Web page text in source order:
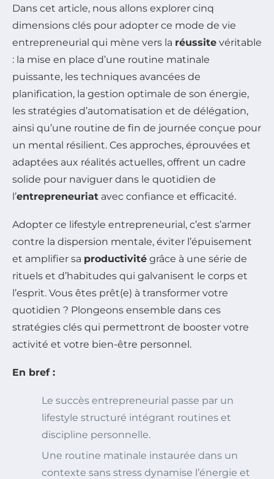
Dans cet article, nous allons explorer cinq
dimensions clés pour adopter ce mode de vie
entrepreneurial qui mène vers la réussite véritable
: la mise en place d’une routine matinale
puissante, les techniques avancées de
planification, la gestion optimale de son énergie,
les stratégies d’automatisation et de délégation,
ainsi qu’une routine de fin de journée conçue pour
un mental résilient. Ces approches, éprouvées et
adaptées aux réalités actuelles, offrent un cadre
solide pour naviguer dans le quotidien de
l’entrepreneuriat avec confiance et efficacité.
Adopter ce lifestyle entrepreneurial, c’est s’armer
contre la dispersion mentale, éviter l’épuisement
et amplifier sa productivité grâce à une série de
rituels et d’habitudes qui galvanisent le corps et
l’esprit. Vous êtes prêt(e) à transformer votre
quotidien ? Plongeons ensemble dans ces
stratégies clés qui permettront de booster votre
activité et votre bien-être personnel.
En bref :
Le succès entrepreneurial passe par un
lifestyle structuré intégrant routines et
discipline personnelle.
Une routine matinale instaurée dans un
contexte sans stress dynamise l’énergie et